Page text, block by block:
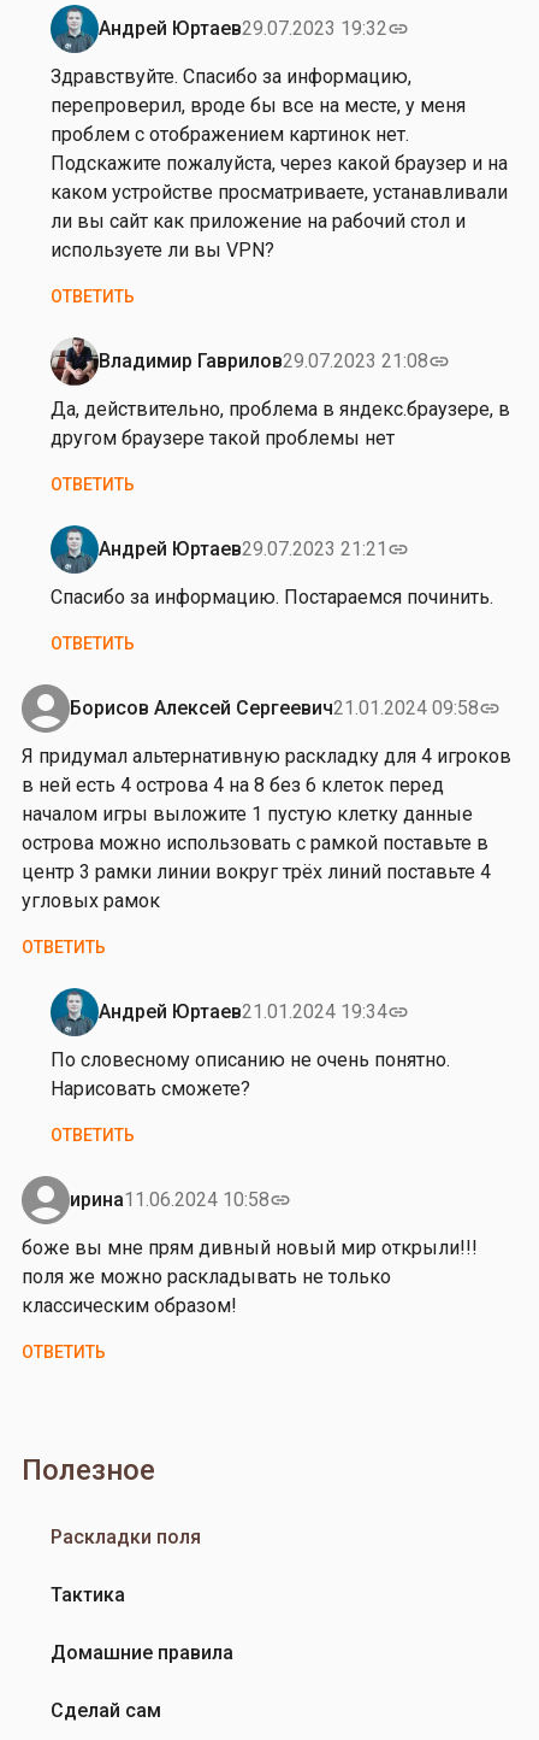
д
и
к
Андрей Юртаев29.07.2023 19:32link
Ответ
на
М
н
о
г
о
к
р
и
н
о
к
п
о
п
а
о
…
от
Владимир
Гаврилов
Здравствуйте. Спасибо за информацию,
перепроверил, вроде бы все на месте, у меня
проблем с отображением картинок нет.
Подскажите пожалуйста, через какой браузер и на
каком устройстве просматриваете, устанавливали
ли вы сайт как приложение на рабочий стол и
используете ли вы VPN?
ОТВЕТИТЬ
Владимир Гаврилов29.07.2023 21:08link
Ответ
на
З
р
в
т
в
й
т
е
.
С
п
а
с
б
з
…
от
Андрей
Да, действительно, проблема в яндекс.браузере, в
другом браузере такой проблемы нет
ОТВЕТИТЬ
Андрей Юртаев29.07.2023 21:21 link
Ответ
на
а
д
е
й
с
т
в
и
т
е
ь
н
о
,
р
б
л
е
м
а
…
Спасибо за информацию. Постараемся починить.
ОТВЕТИТЬ
Борисов Алексей Сергеевич21.01.2024 09:58link
Я придумал альтернативную раскладку для 4 игроков
в ней есть 4 острова 4 на 8 без 6 клеток перед
началом игры выложите 1 пустую клетку данные
острова можно использовать с рамкой поставьте в
центр 3 рамки линии вокруг трёх линий поставьте 4
угловых рамок
ОТВЕТИТЬ
Андрей Юртаев21.01.2024 19:34link
Ответ
на
Я
р
д
у
м
а
л
а
е
а
и
н
ю
По словесному описанию не очень понятно.
Нарисовать сможете?
ОТВЕТИТЬ
ирина11.06.2024 10:58link
боже вы мне прям дивный новый мир открыли!!!
поля же можно раскладывать не только
классическим образом!
ОТВЕТИТЬ
Полезное
Раскладки поля
Тактика
Домашние правила
Сделай сам